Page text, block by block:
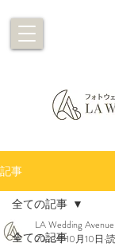
記事
全ての記事
全ての記事
LA Wedding Avenue
2023年10月10日